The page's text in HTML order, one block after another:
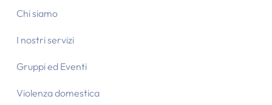
Chi siamo
I nostri servizi
Gruppi ed Eventi
Violenza domestica